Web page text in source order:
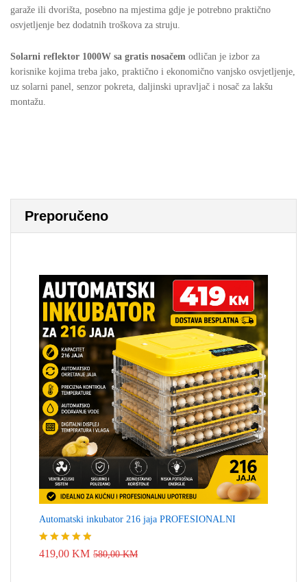
garaže ili dvorišta, posebno na mjestima gdje je potrebno praktično
osvjetljenje bez dodatnih troškova za struju.
Solarni reflektor 1000W sa gratis nosačem odličan je izbor za
korisnike kojima treba jako, praktično i ekonomično vanjsko osvjetljenje,
uz solarni panel, senzor pokreta, daljinski upravljač i nosač za lakšu
montažu.
Preporučeno
Automatski inkubator 216 jaja PROFESIONALNI
Ocjenjeno
419,00 KM 580,00KM